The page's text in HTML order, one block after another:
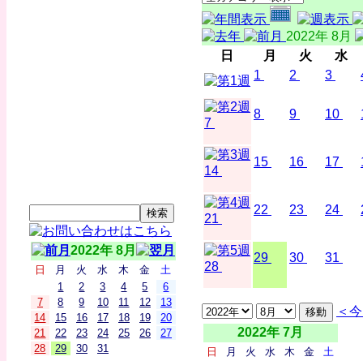
2022年 8月
日 月 火 水 木 金
土
1
2 3 4 5
6
7
8 9 10 11 12
13
14
15 16 17 18 19
20
21
22 23 24 25 26
27
28
29 30 31
2022年 8月
日
月 火
水
1
2 3
7
8 9 10
14
15 16 17
21
22 23 24
28
29 30 31
＜
2022年 7月
日 月 火 水 木 金
土